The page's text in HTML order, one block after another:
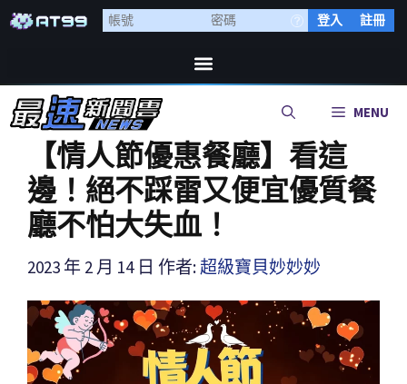
登入 註冊
MENU
【情人節優惠餐廳】看這
邊！絕不踩雷又便宜優質餐
廳不怕大失血！
2023 年 2 月 14 日 作者: 超級寶貝妙妙妙